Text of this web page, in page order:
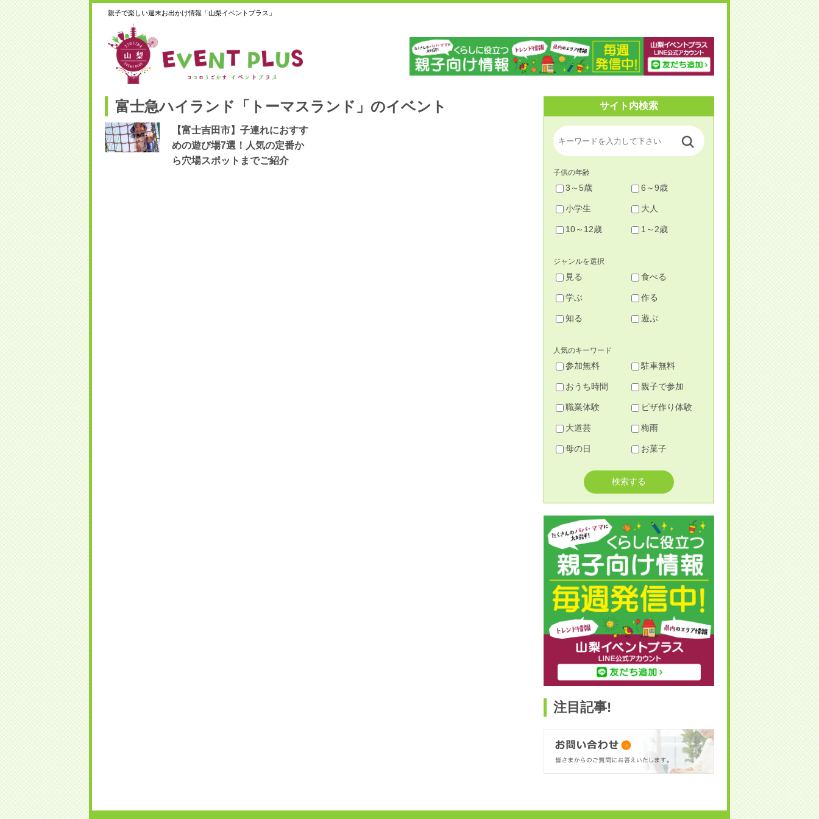
親子で楽しい週末お出かけ情報「山梨イベントプラス」
富士急ハイランド「トーマスランド」のイベント
【富士吉田市】子連れにおすす
めの遊び場7選！人気の定番か
ら穴場スポットまでご紹介
サイト内検索
子供の年齢
3～5歳 6～9歳
小学生 大人
10～12歳 1～2歳
ジャンルを選択
見る 食べる
学ぶ 作る
知る 遊ぶ
人気のキーワード
参加無料 駐車無料
おうち時間 親子で参加
職業体験 ピザ作り体験
大道芸 梅雨
母の日 お菓子
注目記事!